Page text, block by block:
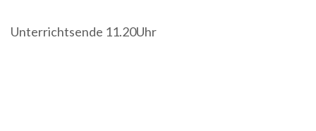
Unterrichtsende 11.20Uhr